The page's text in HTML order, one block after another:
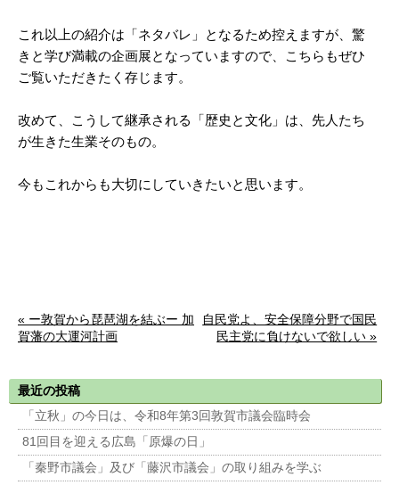
これ以上の紹介は「ネタバレ」となるため控えますが、驚
きと学び満載の企画展となっていますので、こちらもぜひ
ご覧いただきたく存じます。
改めて、こうして継承される「歴史と文化」は、先人たち
が生きた生業そのもの。
今もこれからも大切にしていきたいと思います。
« ー敦賀から琵琶湖を結ぶー 加
賀藩の大運河計画
自民党よ、安全保障分野で国民
民主党に負けないで欲しい »
最近の投稿
「立秋」の今日は、令和8年第3回敦賀市議会臨時会
81回目を迎える広島「原爆の日」
「秦野市議会」及び「藤沢市議会」の取り組みを学ぶ